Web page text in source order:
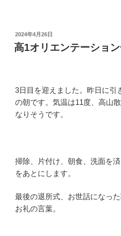
投
稿
日:
2024年4月26日
高1オリエンテーション
3日目を迎えました。昨日に引
の朝です。気温は11度、高山
なりそうです。
掃除、片付け、朝食、洗面を
をあとにします。
最後の退所式、お世話になっ
お礼の言葉。